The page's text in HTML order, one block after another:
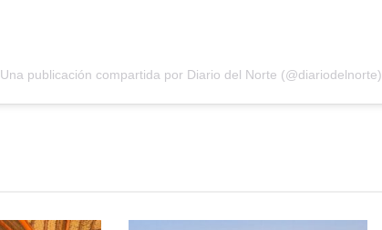
Una publicación compartida por Diario del Norte (@diariodelnorte)